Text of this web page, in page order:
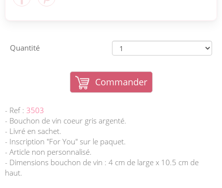
Quantité
Commander
- Ref : 3503
- Bouchon de vin coeur gris argenté.
- Livré en sachet.
- Inscription "For You" sur le paquet.
- Article non personnalisé.
- Dimensions bouchon de vin : 4 cm de large x 10.5 cm de
haut.